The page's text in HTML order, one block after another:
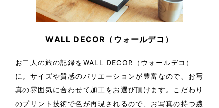
WALL DECOR（ウォールデコ）
お二人の旅の記録をWALL DECOR（ウォールデコ）
に。サイズや質感のバリエーションが豊富なので、お写
真の雰囲気に合わせて加工をお選び頂けます。こだわり
のプリント技術で色が再現されるので、お写真の持つ繊